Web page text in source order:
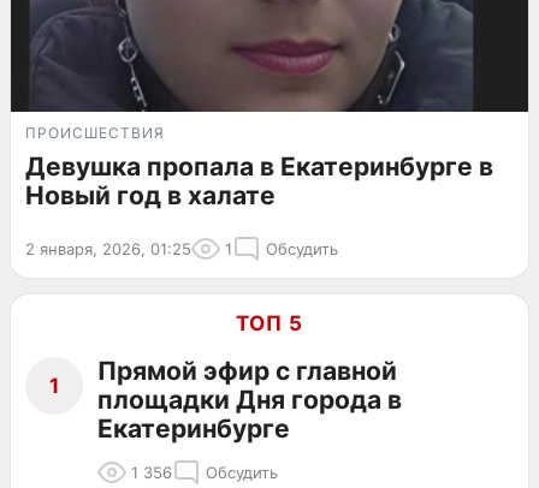
ПРОИСШЕСТВИЯ
Девушка пропала в Екатеринбурге в
Новый год в халате
2 января, 2026, 01:25 1 Обсудить
ТОП 5
1
Прямой эфир с главной
площадки Дня города в
Екатеринбурге
1 356 Обсудить